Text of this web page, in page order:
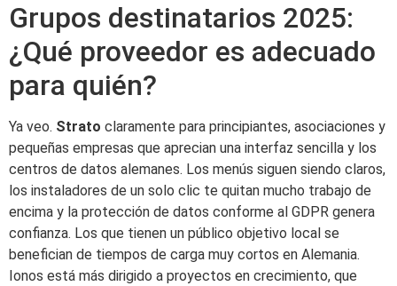
Grupos destinatarios 2025:
¿Qué proveedor es adecuado
para quién?
Ya veo. Strato claramente para principiantes, asociaciones y
pequeñas empresas que aprecian una interfaz sencilla y los
centros de datos alemanes. Los menús siguen siendo claros,
los instaladores de un solo clic te quitan mucho trabajo de
encima y la protección de datos conforme al GDPR genera
confianza. Los que tienen un público objetivo local se
benefician de tiempos de carga muy cortos en Alemania.
Ionos está más dirigido a proyectos en crecimiento, que